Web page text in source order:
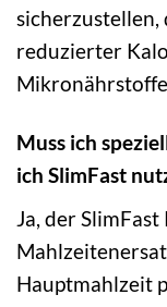
sicherzustellen,
reduzierter
Muss ich
ich SlimFast
Ja, der
Hauptmahlzeit